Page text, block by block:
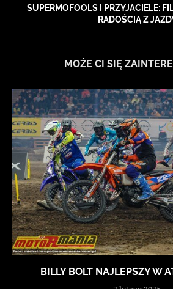
SUPERMOFOOLS I PRZYJACIELE:
RADOŚCIĄ Z
MOŻE CI SIĘ
BILLY BOLT NAJLEPSZY W